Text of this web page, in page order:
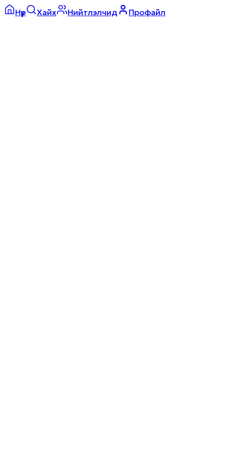
Нүүр Хайх Нийтлэлчид Профайл